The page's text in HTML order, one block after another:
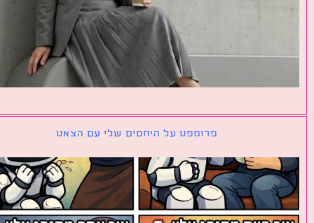
פרומפט על היחסים שלי עם הצאט